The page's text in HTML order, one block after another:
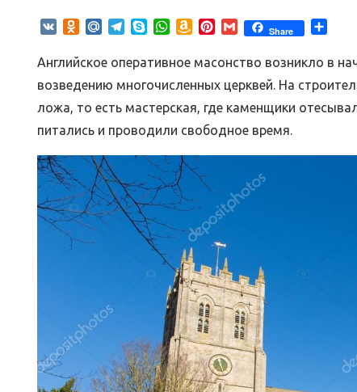
VK Odnoklassniki
Mail.RuTelegram
SkypeWhatsApp
Amazon
List
Pinterest
GmailShare
Английское оперативное масонство возникло в
возведению многочисленных церквей. На
ложа, то есть мастерская, где каменщики
питались и проводили свободное время.